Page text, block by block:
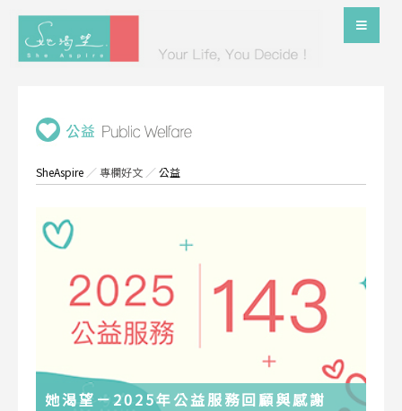
SheAspire ／專欄好文 ／公益
她渴望－2025年公益服務回顧與感謝